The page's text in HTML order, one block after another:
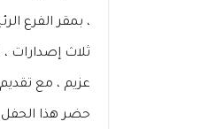
، بمقر الفرع
ثلاث إصدارات
عزيم ، مع
حضر هذا الحفل